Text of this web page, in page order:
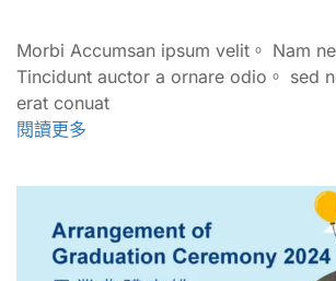
Morbi Accumsan ipsum velit。 Nam
Tincidunt auctor a ornare odio。 sed
erat conuat
閱讀更多